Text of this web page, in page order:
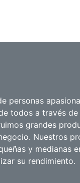
personas
todos a través
grandes
Nuestros
y medianas
su rendimiento.